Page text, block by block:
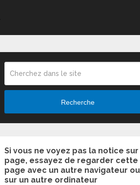
Recherche
Si vous ne voyez pas la notice
page, essayez de regarder cette
page avec un autre navigateur ou
sur un autre ordinateur